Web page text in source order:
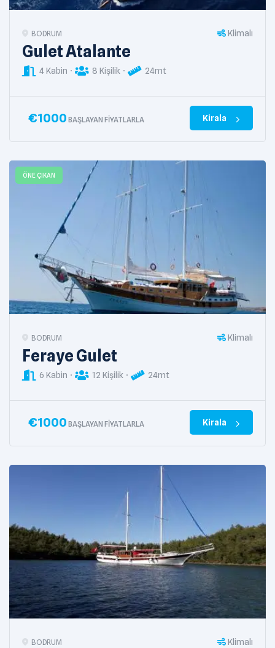
BODRUM Klimalı
Gulet Atalante
4 Kabin 8 Kişilik 24mt
€1000 BAŞLAYAN FIYATLARLA Kirala
ÖNE ÇIKAN
BODRUM Klimalı
Feraye Gulet
6 Kabin 12 Kişilik 24mt
€1000 BAŞLAYAN FIYATLARLA Kirala
BODRUM Klimalı